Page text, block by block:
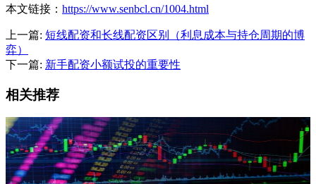
本文链接： https://www.senbcl.cn/1004.html
上一篇: 短线配资和长线配资区别（利息成本与持仓周期的博
弈）
下一篇: 新手配资小额试投的重要性
相关推荐